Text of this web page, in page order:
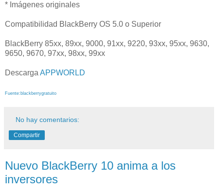
* Imágenes originales
Compatibilidad BlackBerry OS 5.0 o Superior
BlackBerry 85xx, 89xx, 9000, 91xx, 9220, 93xx, 95xx, 9630,
9650, 9670, 97xx, 98xx, 99xx
DescargaAPPWORLD
Fuente:blackberrygratuito
No hay comentarios:
Compartir
Nuevo BlackBerry 10 anima a los
inversores